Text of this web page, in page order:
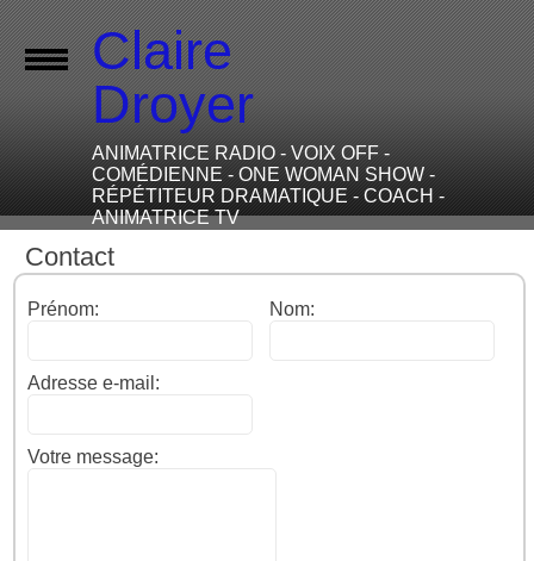
Claire
Droyer
ANIMATRICE RADIO - VOIX OFF -
COMÉDIENNE - ONE WOMAN SHOW -
RÉPÉTITEUR DRAMATIQUE - COACH -
ANIMATRICE TV
Contact
Prénom: Nom:
Adresse e-mail:
Votre message: